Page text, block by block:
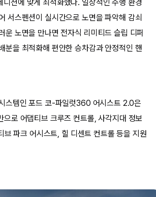
디션에 맞게 최적화했다. 일상적인 주행 환경
서스펜션이 실시간으로 노면을 파악해 감쇠
운 노면을 만나면 전자식 리미티드 슬립 디퍼
분을 최적화해 편안한 승차감과 안정적인 핸
스템인 포드 코-파일럿360 어시스트 2.0은
로 어댑티브 크루즈 컨트롤, 사각지대 정보
파크 어시스트, 힐 디센트 컨트롤 등을 지원